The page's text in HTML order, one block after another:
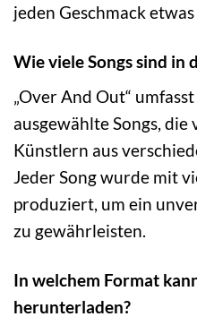
jeden Geschmack
Wie viele Songs sind in
„Over And Out“
ausgewählte Songs,
Künstlern aus
Jeder Song wurde mit
produziert, um ein
zu gewährleisten.
In welchem Format
herunterladen?